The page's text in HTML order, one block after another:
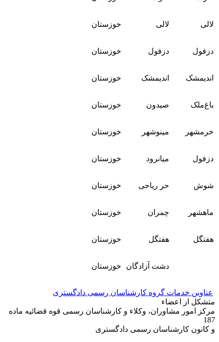
لالی لالی خوزستان
دزفول دزفول خوزستان
اندیمشک اندیمشک خوزستان
باغ‌ملک صیدون خوزستان
خرمشهر مینوشهر خوزستان
دزفول میانرود خوزستان
شوش حر ریاحی خوزستان
ماهشهر چمران خوزستان
هفتگل هفتگل خوزستان
دشت آزادگان خوزستان
عناوین خدمات گروه کارشناسان رسمی دادگستری
متشکل از اعضاء
مرکز امور مشاوران، وکلاء و کارشناسان رسمی قوه قضائیه ماده
187
و کانون کارشناسان رسمی دادگستری